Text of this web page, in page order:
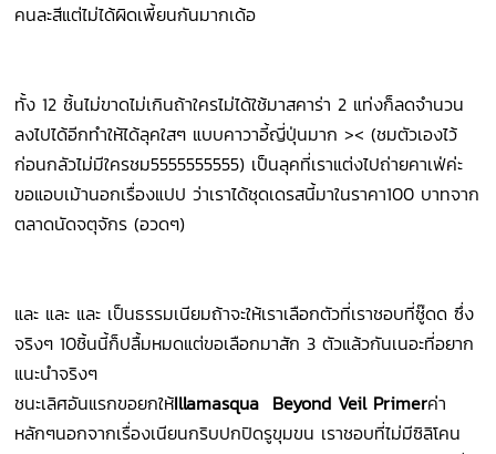
คนละสีแต่ไม่ได้ผิดเพี้ยนกันมากเด้อ
ทั้ง 12 ชิ้นไม่ขาดไม่เกินถ้าใครไม่ได้ใช้มาสคาร่า 2 แท่งก็ลดจำนวน
ลงไปได้อีกทำให้ได้ลุคใสๆ แบบคาวาอี้ญี่ปุ่นมาก >< (ชมตัวเองไว้
ก่อนกลัวไม่มีใครชม5555555555) เป็นลุคที่เราแต่งไปถ่ายคาเฟ่ค่ะ
ขอแอบเม้านอกเรื่องแปป ว่าเราได้ชุดเดรสนี้มาในราคา100 บาทจาก
ตลาดนัดจตุจักร (อวดๆ)
และ และ และ เป็นธรรมเนียมถ้าจะให้เราเลือกตัวที่เราชอบที่ซู๊ดด ซึ่ง
จริงๆ 10ชิ้นนี้ก็ปลื้มหมดแต่ขอเลือกมาสัก 3 ตัวแล้วกันเนอะที่อยาก
แนะนำจริงๆ
ชนะเลิศอันแรกขอยกให้Illamasqua Beyond Veil Primerค่า
หลักๆนอกจากเรื่องเนียนกริบปกปิดรูขุมขน เราชอบที่ไม่มีซิลิโคน